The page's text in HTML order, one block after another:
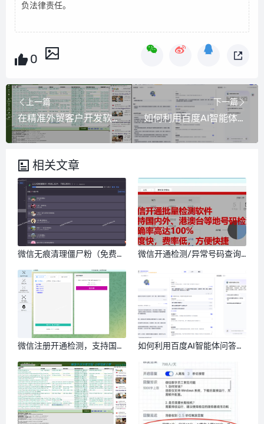
负法律责任。
0
上一篇
在精准外贸客户开发软件上，如何设置搜索词汇？
下一篇
如何利用百度AI智能体问答，引流推广自己的业务？
相关文章
微信无痕清理僵尸粉（免费）
好友？
微信开通检测/异常号码查询
查询
微信注册开通检测，支持国内
国外号码，微信号QQ号等多
种号码格式
如何利用百度AI智能体问答，